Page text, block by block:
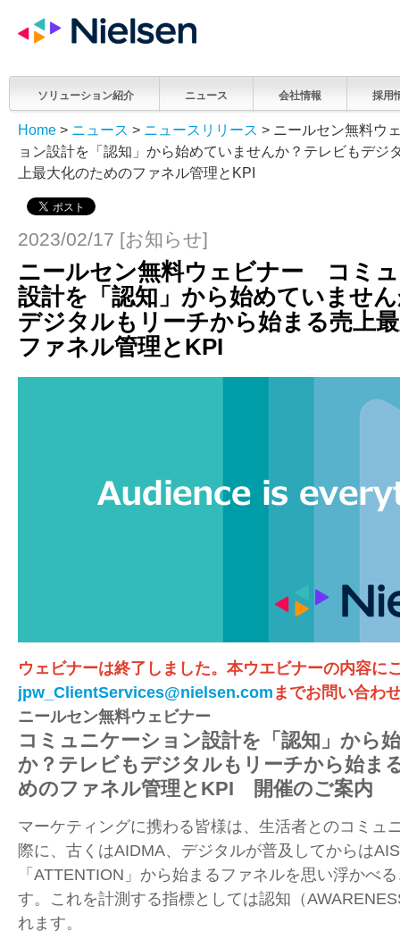
ソリューション紹介 ニュース 会社情報 採用
Home > ニュース > ニュースリリース > ニールセン無料ウ
ョン設計を「認知」から始めていませんか？テレビもデジ
上最大化のためのファネル管理とKPI
2023/02/17 [お知らせ]
ニールセン無料ウェビナー コミ
設計を「認知」から始めていませ
デジタルもリーチから始まる売上
ファネル管理とKPI
ウェビナーは終了しました。本ウエビナーの内容に
jpw_ClientServices@nielsen.comまでお問い合わ
ニールセン無料ウェビナー
コミュニケーション設計を「認知」から
か？テレビもデジタルもリーチから始ま
めのファネル管理とKPI 開催のご案内
マーケティングに携わる皆様は、生活者とのコミュ
際に、古くはAIDMA、デジタルが普及してからは
「ATTENTION」から始まるファネルを思い浮かべ
す。これを計測する指標としては認知（
れます。